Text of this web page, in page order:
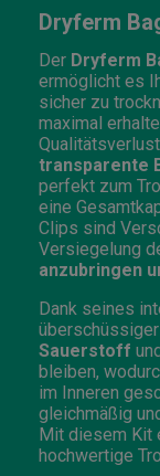
Dryferm
Der Dryferm
ermöglicht es
sicher zu
maximal
transparente
perfekt zum
eine
Clips sind
Versiegelung
anzubringen
Dank seines
Sauerstoff
bleiben,
im Inneren
gleichmäßig
Mit diesem Kit
hochwertige